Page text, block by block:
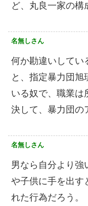
ど、丸良一家の構
名無しさん
何か勘違いしてい
と、指定暴力団旭
いる奴で、職業は
決して、暴力団の
名無しさん
男なら自分より強
や子供に手を出す
れた行為だろう。